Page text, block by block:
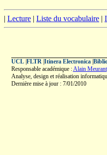
| Lecture | Liste du vocabulaire |
UCL| FLTR| Itinera Electronica|
Responsable académique :Alain Meurant
Analyse, design et réalisation
Dernière mise à jour : 7/01/2010